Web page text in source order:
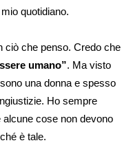
quotidiano.
ciò che penso. Credo che
umano”. Ma visto
una donna e spesso
Ho sempre
cose non devono
è tale.